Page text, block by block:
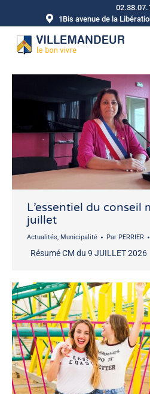
1Bis avenue de la
L’essentiel du conseil
juillet
Actualités, Municipalité Par PERRIER
Résumé CM du 9 JUILLET 2026